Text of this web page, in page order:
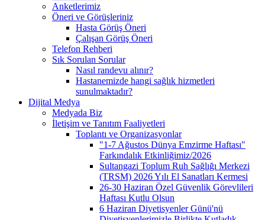
Anketlerimiz
Öneri ve Görüşleriniz
Hasta Görüş Öneri
Çalışan Görüş Öneri
Telefon Rehberi
Sık Sorulan Sorular
Nasıl randevu alınır?
Hastanemizde hangi sağlık hizmetleri
sunulmaktadır?
Dijital Medya
Medyada Biz
İletişim ve Tanıtım Faaliyetleri
Toplantı ve Organizasyonlar
"1-7 Ağustos Dünya Emzirme Haftası"
Farkındalık Etkinliğimiz/2026
Sultangazi Toplum Ruh Sağlığı Merkezi
(TRSM) 2026 Yılı El Sanatları Kermesi
26-30 Haziran Özel Güvenlik Görevlileri
Haftası Kutlu Olsun
6 Haziran Diyetisyenler Günü'nü